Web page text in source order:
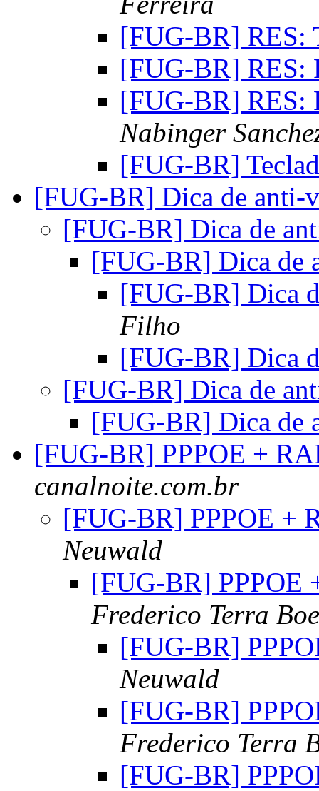
[FUG-BR] RES:
[FUG-BR] RES:
[FUG-BR] RES:
Nabinger
[FUG-BR]
[FUG-BR] Dica de anti-
[FUG-BR] Dica de
[FUG-BR] Dica de
[FUG-BR] Dica
Filho
[FUG-BR] Dica
[FUG-BR] Dica de
[FUG-BR] Dica de
[FUG-BR] PPPOE +
canalnoite.com.br
[FUG-BR] PPPOE +
Neuwald
[FUG-BR]
Frederico Terra
[FUG-BR]
Neuwald
[FUG-BR]
Frederico Terra
[FUG-BR]